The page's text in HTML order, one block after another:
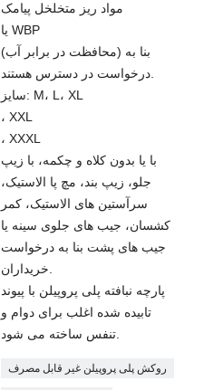
مواد ریز متخلخل پیامک
یا WBP
(محافظت در برابر آب) بنا به
سایز: M، L، XL
، XXL
، XXXL
با یا بدون کلاه و چکمه، با زیپ
جلو، زیپ بند، مچ پا الاستیک،
سرآستین های الاستیک، کمر
کشسان، جیب های جلوی سینه یا
جیب های پشت بنا به درخواست
پارچه نبافته پلی پروپیلن با پیوند
تابیده شده اغلب برای دوام و
روکش پلی پروپیلن غیر قابل مصرف